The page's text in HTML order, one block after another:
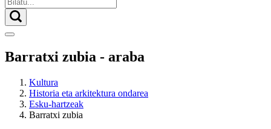
Barratxi zubia - araba
Kultura
Historia eta arkitektura ondarea
Esku-hartzeak
Barratxi zubia